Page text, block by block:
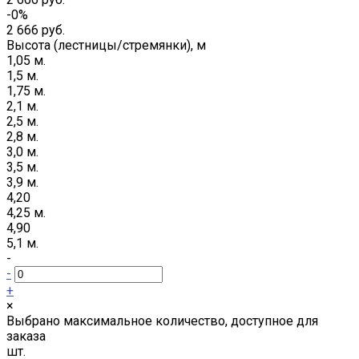
-0%
2 666 руб.
Высота (лестницы/стремянки), м
1,05 м.
1,5 м.
1,75 м.
2,1 м.
2,5 м.
2,8 м.
3,0 м.
3,5 м.
3,9 м.
4,20
4,25 м.
4,90
5,1 м.
-
-
+
×
Выбрано максимальное количество, доступное для
заказа
шт.